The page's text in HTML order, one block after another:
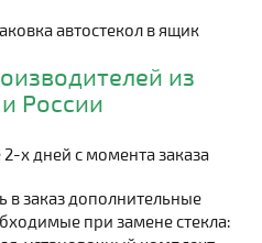
автостекол в ящик
из
России
х дней с момента заказа
заказ дополнительные
при замене стекла: